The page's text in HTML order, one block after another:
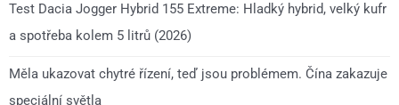
Test Dacia Jogger Hybrid 155 Extreme: Hladký hybrid, velký kufr
a spotřeba kolem 5 litrů (2026)
Měla ukazovat chytré řízení, teď jsou problémem. Čína zakazuje
speciální světla